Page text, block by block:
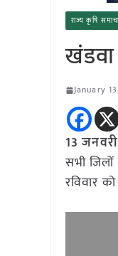
राज्य कृषि
January
13 जनवरी
सभी
रविवार